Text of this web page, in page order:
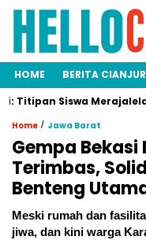
HOME BERITA CIANJUR
Merajalela,
Home / Jawa Barat
Gempa
Terimbas,
Benteng
Meski rumah dan
jiwa, dan kini warga